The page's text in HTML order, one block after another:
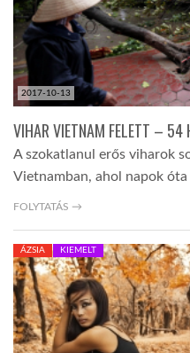
2017-10-13
VIHAR VIETNAM FELETT – 54
A szokatlanul erős viharok
Vietnamban, ahol napok
FOLYTATÁS →
ÁZSIA KIEMELT